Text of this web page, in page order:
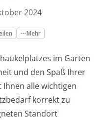
2024
Mehr
im Garten
und den Spaß Ihrer
alle wichtigen
korrekt zu
Standort